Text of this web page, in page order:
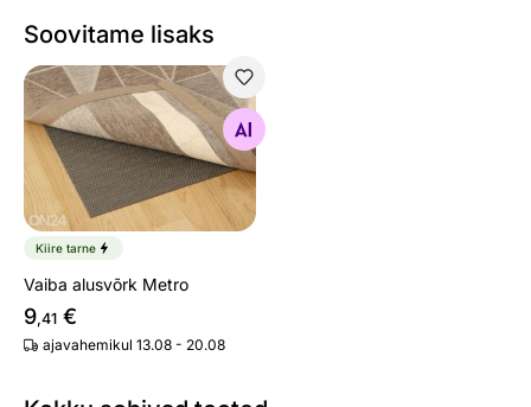
Soovitame lisaks
Vaiba alusvõrk Metro
Otsi sarnaseid
Kiire tarne
Vaiba alusvõrk Metro
9,41 €
ajavahemikul 13.08 - 20.08